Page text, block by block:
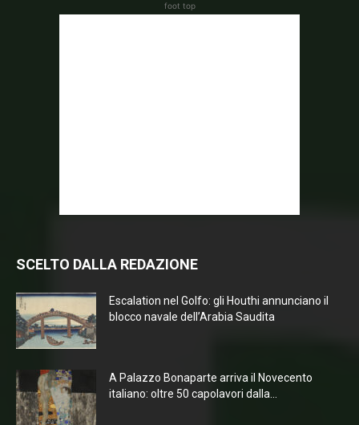
foot top
SCELTO DALLA REDAZIONE
Escalation nel Golfo: gli Houthi annunciano il
blocco navale dell’Arabia Saudita
A Palazzo Bonaparte arriva il Novecento
italiano: oltre 50 capolavori dalla...